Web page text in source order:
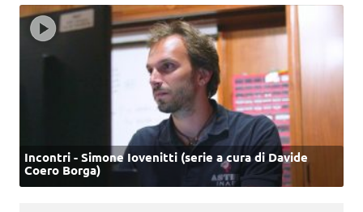
Incontri - Simone Iovenitti (serie a cura di Davide
Coero Borga)